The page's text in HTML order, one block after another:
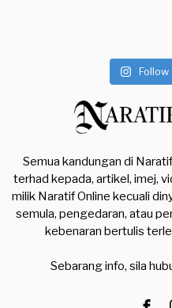
Semua kandungan di
terhad kepada, artikel, imej,
milik Naratif Online kecuali
semula, pengedaran, atau
kebenaran bertulis
Sebarang info, sila